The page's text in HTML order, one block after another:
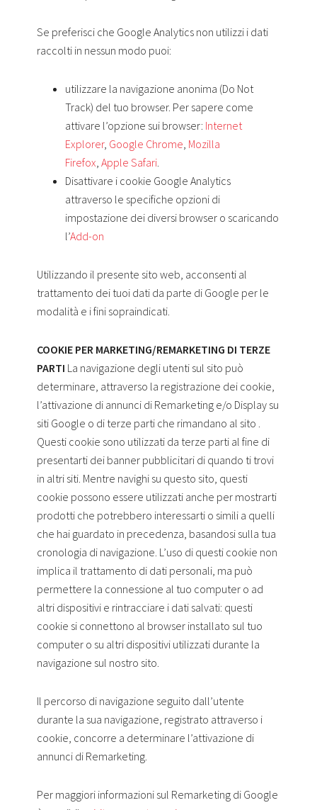
Se preferisci che Google Analytics non utilizzi i dati
raccolti in nessun modo puoi:
utilizzare la navigazione anonima (Do Not
Track) del tuo browser. Per sapere come
attivare l’opzione sui browser: Internet
Explorer, Google Chrome, Mozilla
Firefox,Apple Safari.
Disattivare i cookie Google Analytics
attraverso le specifiche opzioni di
impostazione dei diversi browser o scaricando
l’Add-on
Utilizzando il presente sito web, acconsenti al
trattamento dei tuoi dati da parte di Google per le
modalità e i fini sopraindicati.
COOKIE PER MARKETING/REMARKETING DI TERZE
PARTI La navigazione degli utenti sul sito può
determinare, attraverso la registrazione dei cookie,
l’attivazione di annunci di Remarketing e/o Display su
siti Google o di terze parti che rimandano al sito .
Questi cookie sono utilizzati da terze parti al fine di
presentarti dei banner pubblicitari di quando ti trovi
in altri siti. Mentre navighi su questo sito, questi
cookie possono essere utilizzati anche per mostrarti
prodotti che potrebbero interessarti o simili a quelli
che hai guardato in precedenza, basandosi sulla tua
cronologia di navigazione. L’uso di questi cookie non
implica il trattamento di dati personali, ma può
permettere la connessione al tuo computer o ad
altri dispositivi e rintracciare i dati salvati: questi
cookie si connettono al browser installato sul tuo
computer o su altri dispositivi utilizzati durante la
navigazione sul nostro sito.
Il percorso di navigazione seguito dall’utente
durante la sua navigazione, registrato attraverso i
cookie, concorre a determinare l’attivazione di
annunci di Remarketing.
Per maggiori informazioni sul Remarketing di Google